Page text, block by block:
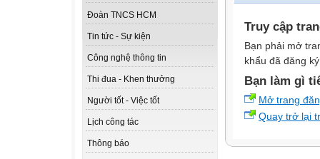
Đoàn TNCS HCM
Tin tức - Sự kiện
Công nghệ thông tin
Thi đua - Khen thưởng
Người tốt - Việc tốt
Lịch công tác
Thông báo
Truy cập
Bạn phải mở
khẩu đã đăng
Bạn làm gì
Mở trang
Quay trở lại